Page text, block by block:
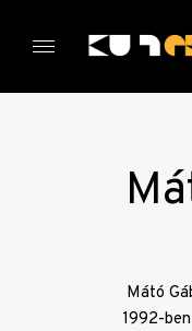
Mátó
1992-